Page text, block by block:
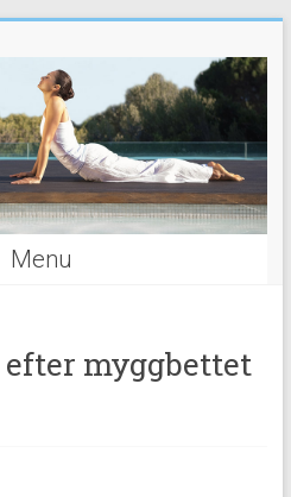
Menu
myggbettet